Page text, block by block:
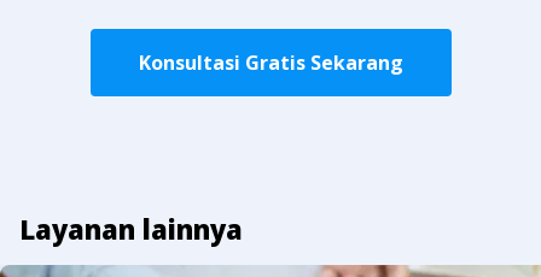
Konsultasi Gratis Sekarang
Layanan lainnya